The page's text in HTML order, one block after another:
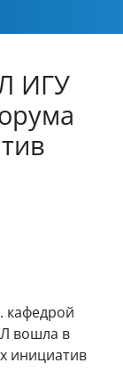
ИГУ
кафедрой
вошла в
инициатив